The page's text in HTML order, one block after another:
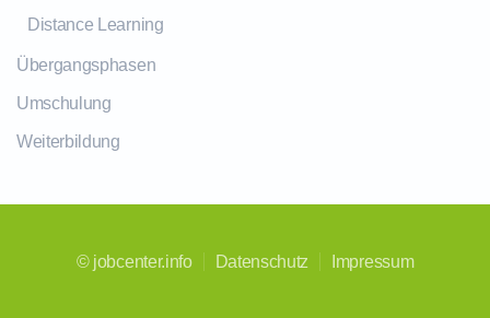
Distance Learning
Übergangsphasen
Umschulung
Weiterbildung
© jobcenter.info Datenschutz Impressum